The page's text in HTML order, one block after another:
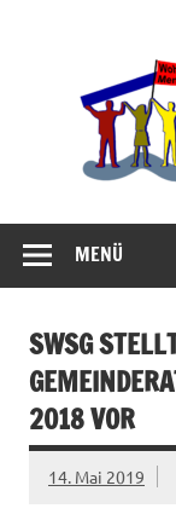
MENÜ
SWSG
2018 VOR
14. Mai 2019